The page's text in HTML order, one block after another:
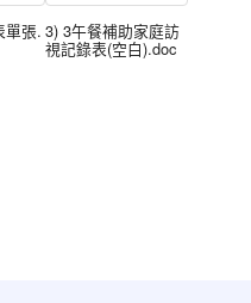
單張. 3) 3午餐補助家庭訪
視記錄表(空白).doc